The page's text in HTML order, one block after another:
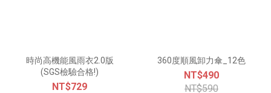
時尚高機能風雨衣2.0版
(SGS檢驗合格!)
NT$729
360度順風卸力傘_12色
NT$490
NT$590